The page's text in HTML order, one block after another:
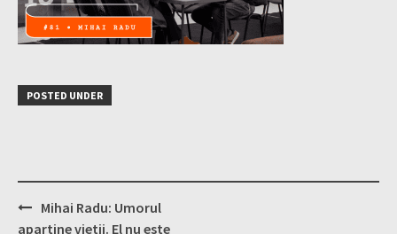
POSTED UNDER
Post
navigation
Mihai Radu: Umorul
aparține vieții. El nu este